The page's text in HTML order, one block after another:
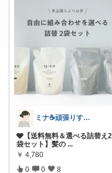
ミナ☕️頑張りすぎない暮らし🏠
🩶【送料無料＆選べる詰替え2
袋セット】髪の ...
￥ 4,780
0 0 8